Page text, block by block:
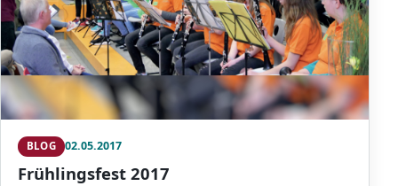
BLOG 02.05.2017
Frühlingsfest 2017